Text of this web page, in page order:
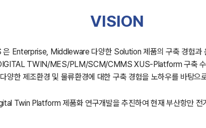
VISION
Enterprise, Middleware 다양한 Solution 제품의 구축 경험과
TWIN/MES/PLM/SCM/CMMS XUS-Platform 구축 수
양한 제조환경 및 물류환경에 대한 구축 경험을 노하우를 바탕으
Twin Platform 제품화 연구개발을 추진하여 현재 부산항만 전